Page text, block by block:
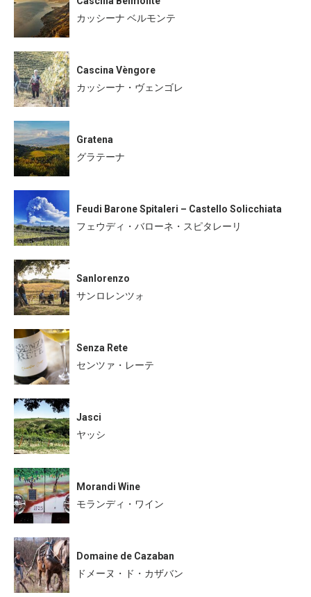
カッシーナ ベルモンテ
Cascina Vèngore
カッシーナ・ヴェンゴレ
Gratena
グラテーナ
Feudi Barone Spitaleri – Castello Solicchiata
フェウディ・バローネ・スピタレーリ
Sanlorenzo
サンロレンツォ
Senza Rete
センツァ・レーテ
Jasci
ヤッシ
Morandi Wine
モランディ・ワイン
Domaine de Cazaban
ドメーヌ・ド・カザバン